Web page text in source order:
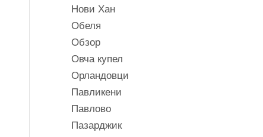
Нови Хан
Обеля
Обзор
Овча купел
Орландовци
Павликени
Павлово
Пазарджик